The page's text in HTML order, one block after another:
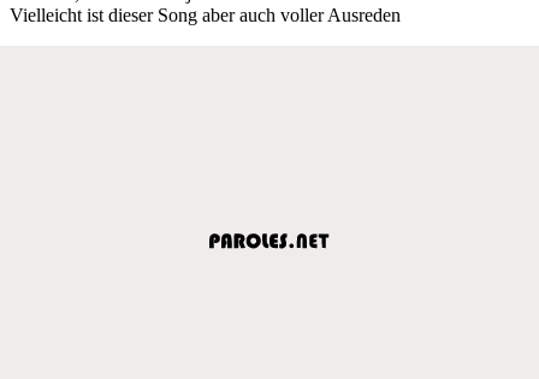
Vielleicht ist dieser Song aber auch voller Ausreden